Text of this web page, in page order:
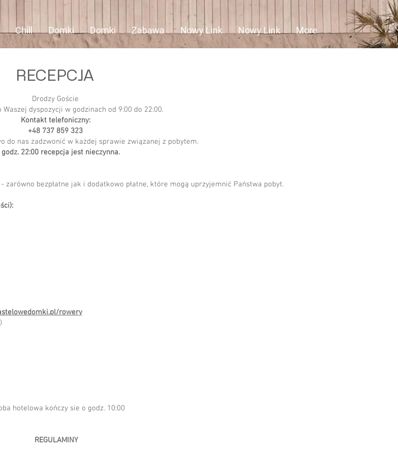
Chill Domki Domki Zabawa Nowy Link Nowy Link More
RECEPCJA
Drodzy Goście
Waszej dyspozycji w godzinach od 9:00 do 22:00.
Kontakt telefoniczny:
+48 737 859 323
do nas zadzwonić w każdej sprawie związanej z pobytem.
godz. 22:00 recepcja jest nieczynna.
zarówno bezpłatne jak i dodatkowo płatne, które mogą uprzyjemnić Państwa pobyt.
rowery
hotelowa kończy sie o godz. 10:00
REGULAMINY